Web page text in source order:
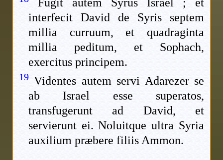
Fugit autem Syrus Israel ; et
interfecit David de Syris septem
millia curruum, et quadraginta
millia peditum, et Sophach,
exercitus principem.
19 Videntes autem servi Adarezer se
ab Israel esse superatos,
transfugerunt ad David, et
servierunt ei. Noluitque ultra Syria
auxilium præbere filiis Ammon.